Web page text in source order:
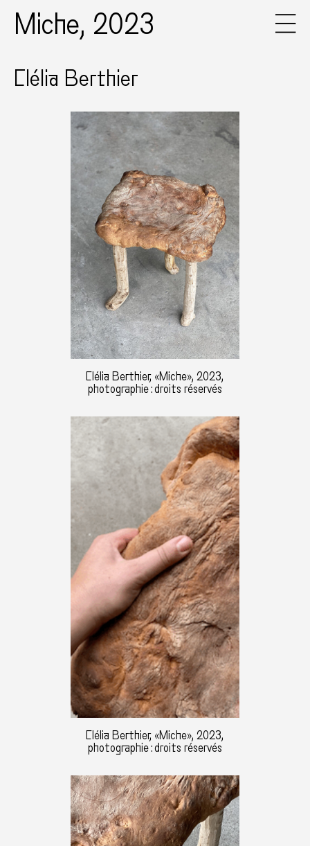
Miche, 2023
Clélia Berthier
Clélia Berthier, «Miche», 2023,
photographie : droits réservés
Clélia Berthier, «Miche», 2023,
photographie : droits réservés